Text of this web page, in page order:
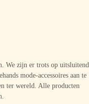
We zijn er trots op uitsluitend
mode-accessoires aan te
ter wereld. Alle producten